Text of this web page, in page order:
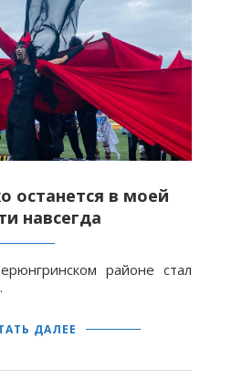
останется в моей
навсегда
районе стал
ДАЛЕЕ